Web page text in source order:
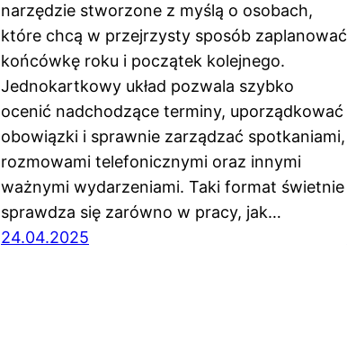
narzędzie stworzone z myślą o osobach,
które chcą w przejrzysty sposób zaplanować
końcówkę roku i początek kolejnego.
Jednokartkowy układ pozwala szybko
ocenić nadchodzące terminy, uporządkować
obowiązki i sprawnie zarządzać spotkaniami,
rozmowami telefonicznymi oraz innymi
ważnymi wydarzeniami. Taki format świetnie
sprawdza się zarówno w pracy, jak…
24.04.2025